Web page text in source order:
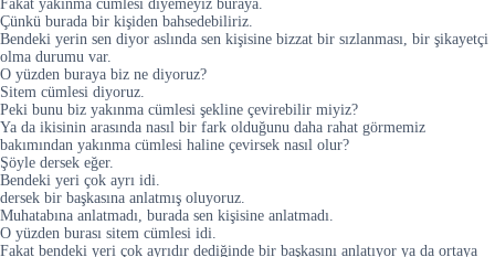
Fakat yakınma cümlesi diyemeyiz buraya.
Çünkü burada bir kişiden bahsedebiliriz.
Bendeki yerin sen diyor aslında sen kişisine bizzat bir sızlanması, bir şikayetçi
olma durumu var.
O yüzden buraya biz ne diyoruz?
Sitem cümlesi diyoruz.
Peki bunu biz yakınma cümlesi şekline çevirebilir miyiz?
Ya da ikisinin arasında nasıl bir fark olduğunu daha rahat görmemiz
bakımından yakınma cümlesi haline çevirsek nasıl olur?
Şöyle dersek eğer.
Bendeki yeri çok ayrı idi.
dersek bir başkasına anlatmış oluyoruz.
Muhatabına anlatmadı, burada sen kişisine anlatmadı.
O yüzden burası sitem cümlesi idi.
Fakat bendeki yeri çok ayrıdır dediğinde bir başkasını anlatıyor ya da ortaya